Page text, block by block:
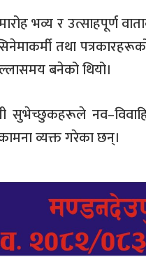
भव्य र उत्साहपूर्ण
तथा
बनेको थियो।
सुभेच्छुकहरूले
व्यक्त गरेका छन्।